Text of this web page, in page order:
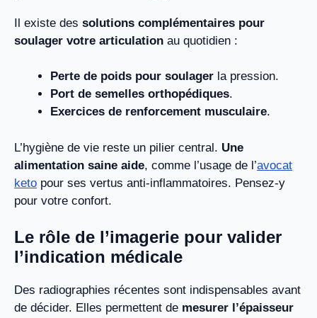
Il existe des solutions complémentaires pour
soulager votre articulation au quotidien :
Perte de poids pour soulager la pression.
Port de semelles orthopédiques.
Exercices de renforcement musculaire.
L’hygiène de vie reste un pilier central. Une
alimentation saine aide, comme l’usage de l’avocat
keto pour ses vertus anti-inflammatoires. Pensez-y
pour votre confort.
Le rôle de l’imagerie pour valider
l’indication médicale
Des radiographies récentes sont indispensables avant
de décider. Elles permettent de mesurer l’épaisseur